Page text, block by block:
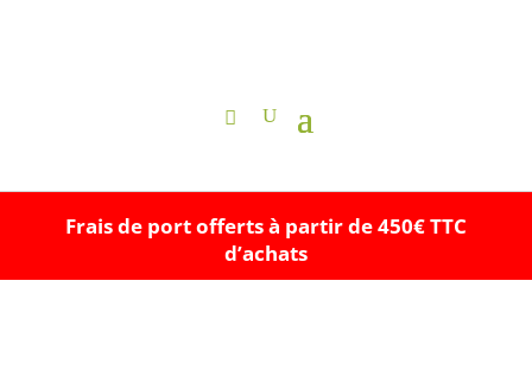
Frais de port offerts à partir de 450€ TTC
d’achats